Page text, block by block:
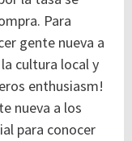
Para
gente nueva a
cultura local y
enthusiasm!
nueva a los
para conocer